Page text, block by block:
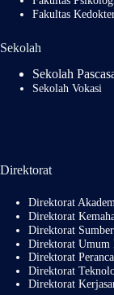
Fakultas
Sekolah
Sekolah
Sekolah Vokasi
Direktorat
Direktorat
Direktorat
Direktorat
Direktorat Umum
Direktorat
Direktorat
Direktorat